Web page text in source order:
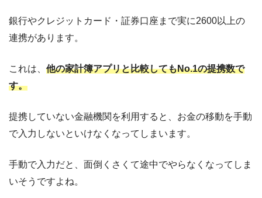
銀行やクレジットカード・証券口座まで実に2600以上の
連携があります。
これは、 他の家計簿アプリと比較してもNo.1の提携数で
す。
提携していない金融機関を利用すると、お金の移動を手動
で入力しないといけなくなってしまいます。
手動で入力だと、面倒くさくて途中でやらなくなってしま
いそうですよね。